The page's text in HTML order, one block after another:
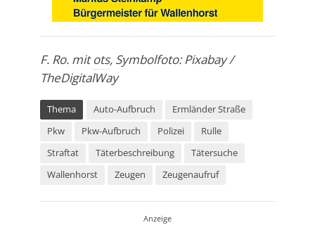
F. Ro. mitots, Symbolfoto: Pixabay /
TheDigitalWay
Thema Auto-Aufbruch
Ermländer Straße
Pkw
Pkw-Aufbruch Polizei
Rulle
Straftat
Täterbeschreibung
Tätersuche
Wallenhorst
Zeugen Zeugenaufruf
Anzeige